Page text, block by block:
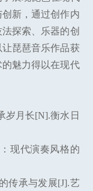
新，通过创作内
探索、乐器的创
琵琶音乐作品获
魅力得以在现代
岁月长[N].衡水日
现代演奏风格的
传承与发展[J].艺